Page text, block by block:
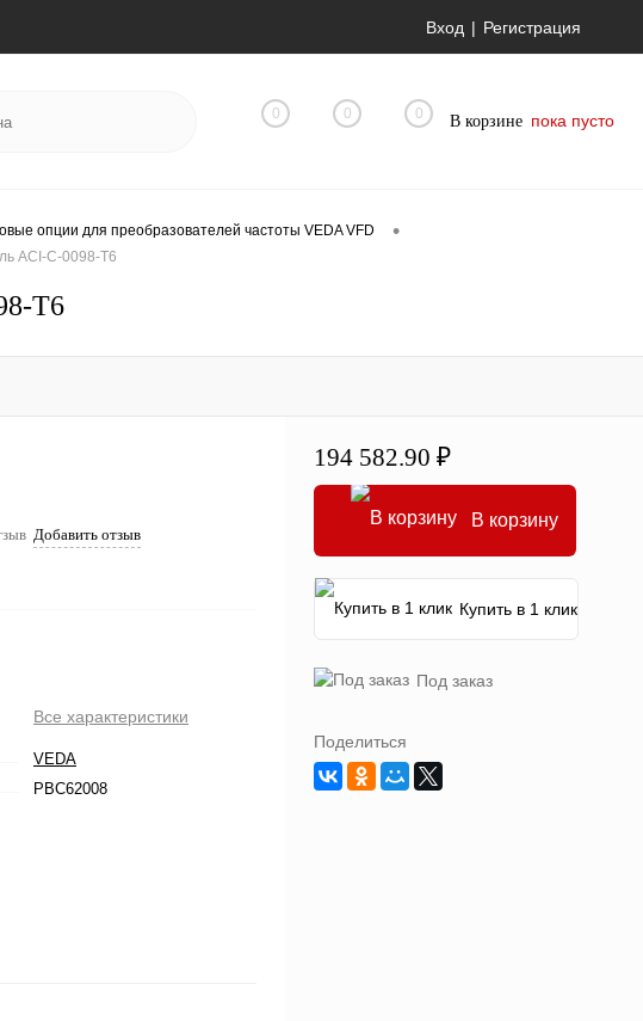
Вход Регистрация
0 0 0 В корзине пока пусто
опции для преобразователей частоты VEDA VFD •
ACI-C-0098-T6
T6
Добавить отзыв
Все характеристики
VEDA
PBC62008
194 582.90 ₽
В корзину
Купить в 1 клик
Под заказ
Поделиться